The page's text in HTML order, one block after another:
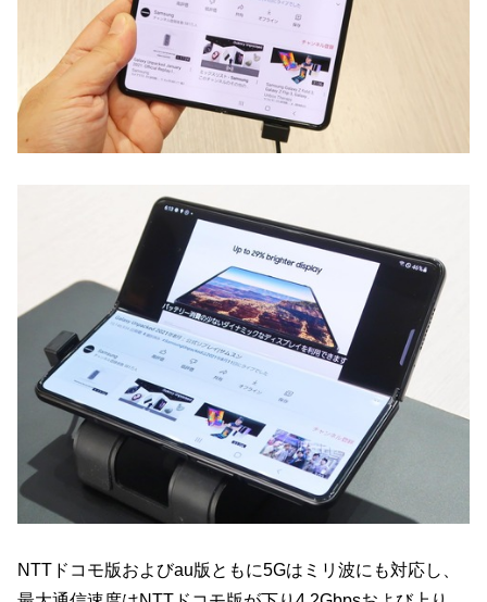
NTTドコモ版およびau版ともに5Gはミリ波にも対応し、